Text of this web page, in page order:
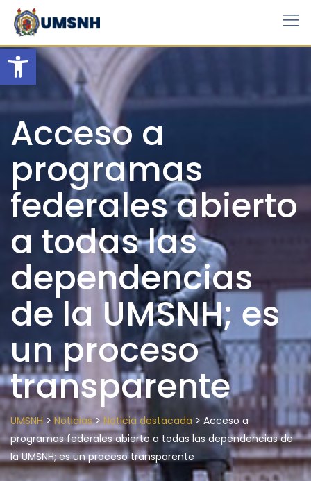
Open toolbar
Skip
content
Acceso a
programas
federales abierto
a todas las
dependencias
de la UMSNH; es
un proceso
transparente
UMSNH> Noticias>Noticia destacada > Acceso a
programas federales abierto a todas las dependencias de
la UMSNH; es un proceso transparente